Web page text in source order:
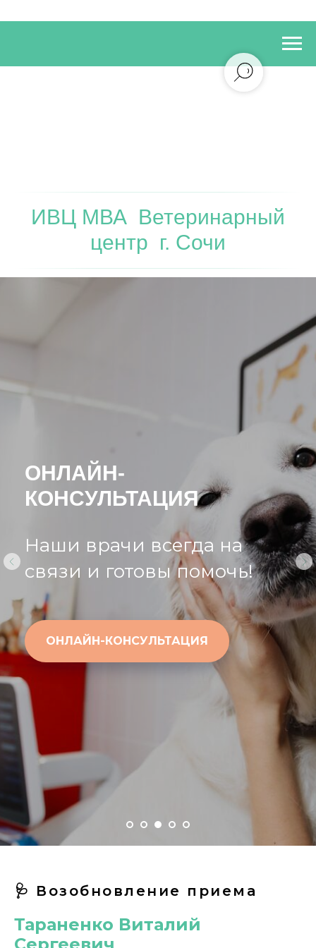
ИВЦ МВА Ветеринарный
центр г. Сочи
ОНЛАЙН-
КОНСУЛЬТАЦИЯ
Наши врачи всегда на
связи и готовы помочь!
ОНЛАЙН-КОНСУЛЬТАЦИЯ
🩺 Возобновление приема
Тараненко Виталий